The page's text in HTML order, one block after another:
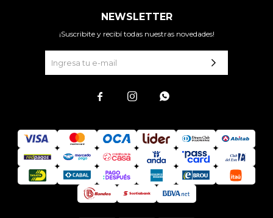
NEWSLETTER
¡Suscribite y recibí todas nuestras novedades!
  